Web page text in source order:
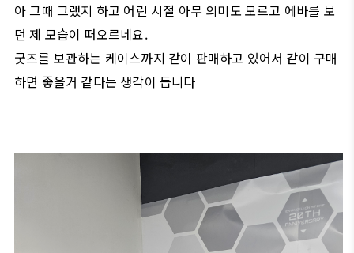
아 그때 그랬지 하고 어린 시절 아무 의미도 모르고 에바를 보
던 제 모습이 떠오르네요.
굿즈를 보관하는 케이스까지 같이 판매하고 있어서 같이 구매
하면 좋을거 같다는 생각이 듭니다